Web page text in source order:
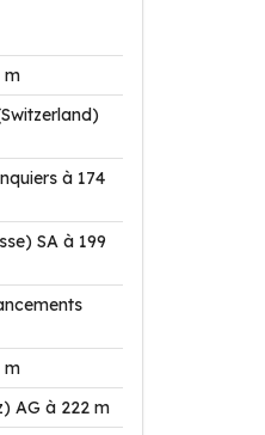
m
à 174
SA à 199
m
AG à 222 m